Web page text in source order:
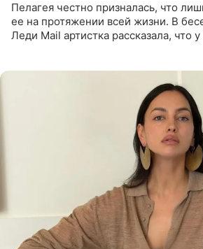
Пелагея честно призналась, что
ее на протяжении всей жизни. В
Леди Mail артистка рассказала, что